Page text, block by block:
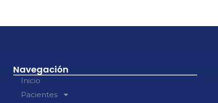
Navegación
Inicio
Pacientes